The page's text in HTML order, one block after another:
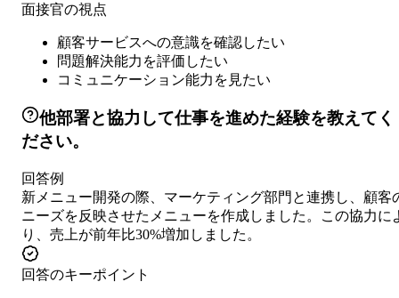
面接官の視点
顧客サービスへの意識を確認したい
問題解決能力を評価したい
コミュニケーション能力を見たい
他部署と協力して仕事を進めた経験を教えてく
ださい。
回答例
新メニュー開発の際、マーケティング部門と連携し、顧客
ニーズを反映させたメニューを作成しました。この協力に
り、売上が前年比30%増加しました。
回答のキーポイント